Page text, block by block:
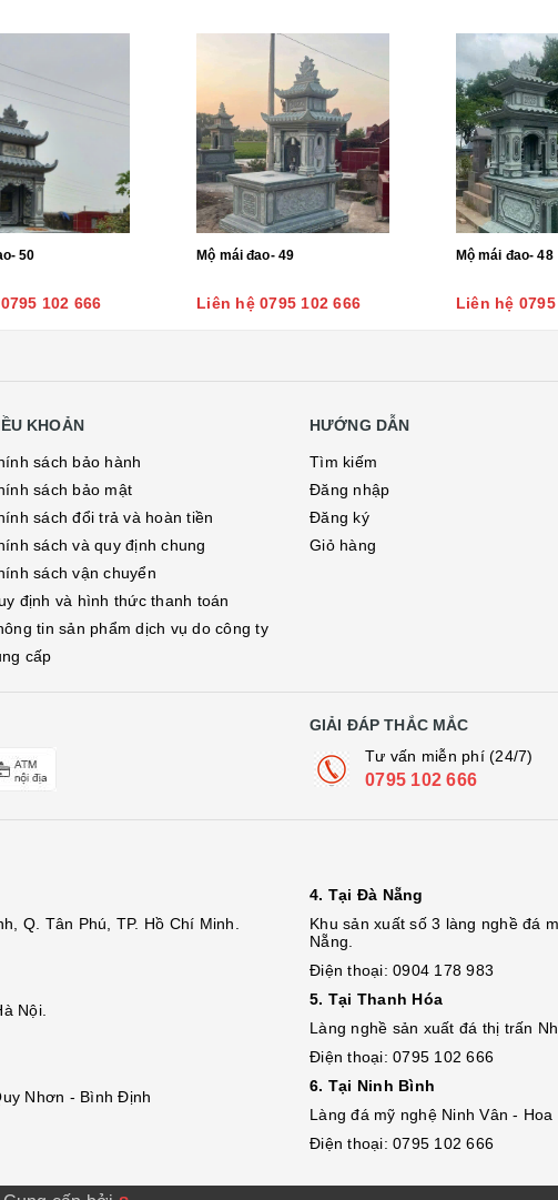
50
102 666
Mộ mái đao- 49
Liên hệ 0795 102 666
Mộ mái đao- 48
Liên hệ
KHOẢN
sách bảo hành
sách bảo mật
sách đổi trả và hoàn tiền
sách và quy định chung
sách vận chuyển
định và hình thức thanh toán
tin sản phẩm dịch vụ do công ty
cấp
HƯỚNG DẪN
Tìm kiếm
Đăng nhập
Đăng ký
Giỏ hàng
GIẢI ĐÁP THẮC MẮC
Tư vấn miễn phí (24/7)
0795 102 666
Q. Tân Phú, TP. Hồ Chí Minh.
Nội.
Nhơn - Bình Định
4. Tại Đà Nẵng
Khu sản xuất số 3 làng nghề đá
Nẵng.
Điện thoại: 0904 178 983
5. Tại Thanh Hóa
Làng nghề sản xuất đá thị trấn
Điện thoại: 0795 102 666
6. Tại Ninh Bình
Làng đá mỹ nghệ Ninh Vân -
Điện thoại: 0795 102 666